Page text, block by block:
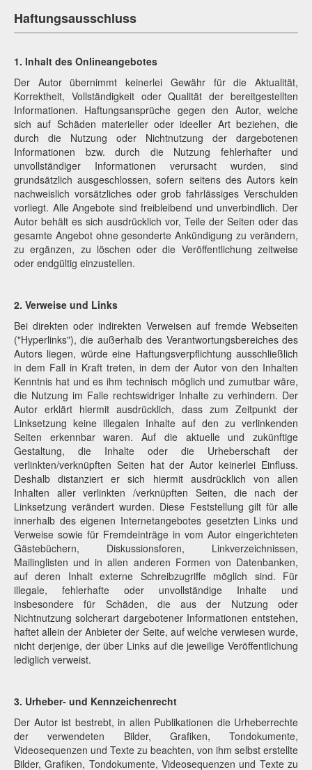
Haftungsausschluss
1. Inhalt des Onlineangebotes
Der Autor übernimmt keinerlei Gewähr für die Aktualität,
Korrektheit, Vollständigkeit oder Qualität der bereitgestellten
Informationen. Haftungsansprüche gegen den Autor, welche
sich auf Schäden materieller oder ideeller Art beziehen, die
durch die Nutzung oder Nichtnutzung der dargebotenen
Informationen bzw. durch die Nutzung fehlerhafter und
unvollständiger Informationen verursacht wurden, sind
grundsätzlich ausgeschlossen, sofern seitens des Autors kein
nachweislich vorsätzliches oder grob fahrlässiges Verschulden
vorliegt. Alle Angebote sind freibleibend und unverbindlich. Der
Autor behält es sich ausdrücklich vor, Teile der Seiten oder das
gesamte Angebot ohne gesonderte Ankündigung zu verändern,
zu ergänzen, zu löschen oder die Veröffentlichung zeitweise
oder endgültig einzustellen.
2. Verweise und Links
Bei direkten oder indirekten Verweisen auf fremde Webseiten
("Hyperlinks"), die außerhalb des Verantwortungsbereiches des
Autors liegen, würde eine Haftungsverpflichtung ausschließlich
in dem Fall in Kraft treten, in dem der Autor von den Inhalten
Kenntnis hat und es ihm technisch möglich und zumutbar wäre,
die Nutzung im Falle rechtswidriger Inhalte zu verhindern. Der
Autor erklärt hiermit ausdrücklich, dass zum Zeitpunkt der
Linksetzung keine illegalen Inhalte auf den zu verlinkenden
Seiten erkennbar waren. Auf die aktuelle und zukünftige
Gestaltung, die Inhalte oder die Urheberschaft der
verlinkten/verknüpften Seiten hat der Autor keinerlei Einfluss.
Deshalb distanziert er sich hiermit ausdrücklich von allen
Inhalten aller verlinkten /verknüpften Seiten, die nach der
Linksetzung verändert wurden. Diese Feststellung gilt für alle
innerhalb des eigenen Internetangebotes gesetzten Links und
Verweise sowie für Fremdeinträge in vom Autor eingerichteten
Gästebüchern, Diskussionsforen, Linkverzeichnissen,
Mailinglisten und in allen anderen Formen von Datenbanken,
auf deren Inhalt externe Schreibzugriffe möglich sind. Für
illegale, fehlerhafte oder unvollständige Inhalte und
insbesondere für Schäden, die aus der Nutzung oder
Nichtnutzung solcherart dargebotener Informationen entstehen,
haftet allein der Anbieter der Seite, auf welche verwiesen wurde,
nicht derjenige, der über Links auf die jeweilige Veröffentlichung
lediglich verweist.
3. Urheber- und Kennzeichenrecht
Der Autor ist bestrebt, in allen Publikationen die Urheberrechte
der verwendeten Bilder, Grafiken, Tondokumente,
Videosequenzen und Texte zu beachten, von ihm selbst erstellte
Bilder, Grafiken, Tondokumente, Videosequenzen und Texte zu